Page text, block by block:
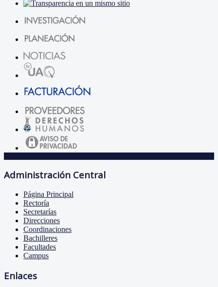
Administración Central
Página Principal
Rectoría
Secretarías
Direcciones
Coordinaciones
Bachilleres
Facultades
Campus
Enlaces